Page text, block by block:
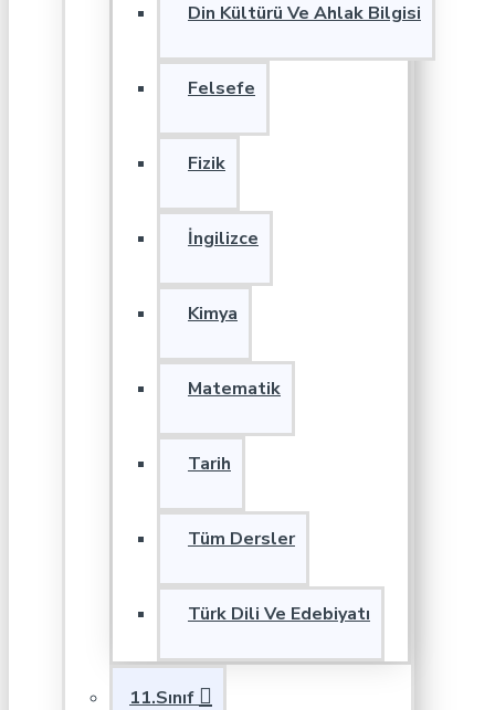
Din Kültürü Ve Ahlak Bilgisi
Felsefe
Fizik
İngilizce
Kimya
Matematik
Tarih
Tüm Dersler
Türk Dili Ve Edebiyatı
11.Sınıf